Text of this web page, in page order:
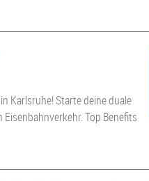
Karlsruhe! Starte deine duale
Top Benefits